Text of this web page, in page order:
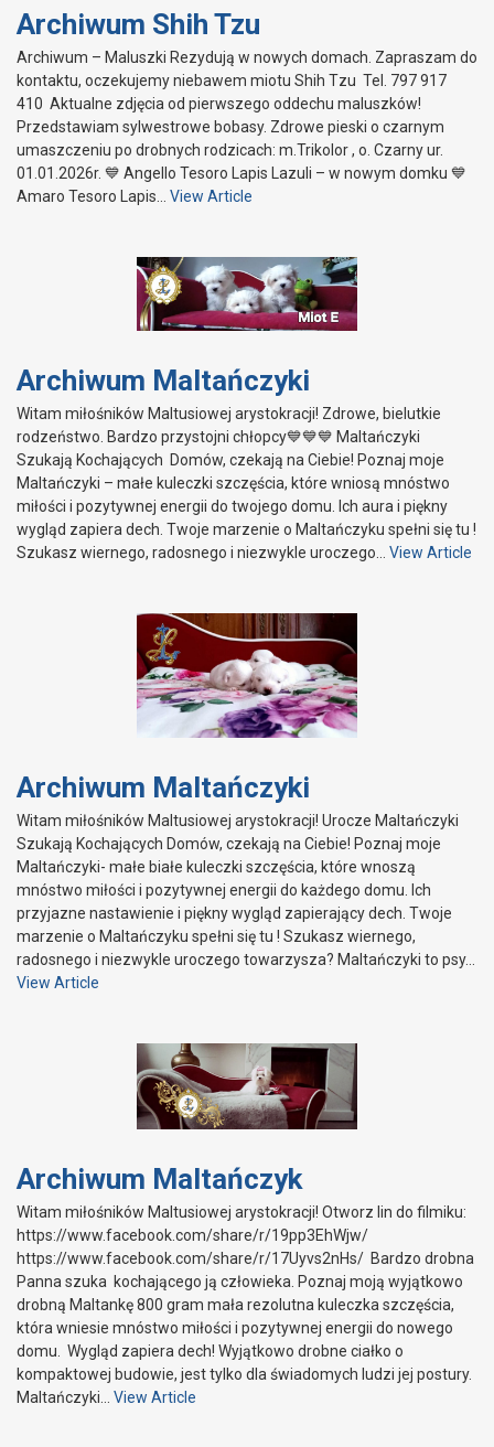
Archiwum Shih Tzu
Archiwum – Maluszki Rezydują w nowych domach. Zapraszam do
kontaktu, oczekujemy niebawem miotu Shih Tzu Tel. 797 917
410 Aktualne zdjęcia od pierwszego oddechu maluszków!
Przedstawiam sylwestrowe bobasy. Zdrowe pieski o czarnym
umaszczeniu po drobnych rodzicach: m.Trikolor , o. Czarny ur.
01.01.2026r. 💙 Angello Tesoro Lapis Lazuli – w nowym domku 💙
Amaro Tesoro Lapis… View Article
Archiwum Maltańczyki
Witam miłośników Maltusiowej arystokracji! Zdrowe, bielutkie
rodzeństwo. Bardzo przystojni chłopcy💙💙💙 Maltańczyki
Szukają Kochających Domów, czekają na Ciebie! Poznaj moje
Maltańczyki – małe kuleczki szczęścia, które wniosą mnóstwo
miłości i pozytywnej energii do twojego domu. Ich aura i piękny
wygląd zapiera dech. Twoje marzenie o Maltańczyku spełni się tu !
Szukasz wiernego, radosnego i niezwykle uroczego… View Article
Archiwum Maltańczyki
Witam miłośników Maltusiowej arystokracji! Urocze Maltańczyki
Szukają Kochających Domów, czekają na Ciebie! Poznaj moje
Maltańczyki- małe białe kuleczki szczęścia, które wnoszą
mnóstwo miłości i pozytywnej energii do każdego domu. Ich
przyjazne nastawienie i piękny wygląd zapierający dech. Twoje
marzenie o Maltańczyku spełni się tu ! Szukasz wiernego,
radosnego i niezwykle uroczego towarzysza? Maltańczyki to psy…
View Article
Archiwum Maltańczyk
Witam miłośników Maltusiowej arystokracji! Otworz lin do filmiku:
https://www.facebook.com/share/r/19pp3EhWjw/
https://www.facebook.com/share/r/17Uyvs2nHs/ Bardzo drobna
Panna szuka kochającego ją człowieka. Poznaj moją wyjątkowo
drobną Maltankę 800 gram mała rezolutna kuleczka szczęścia,
która wniesie mnóstwo miłości i pozytywnej energii do nowego
domu. Wygląd zapiera dech! Wyjątkowo drobne ciałko o
kompaktowej budowie, jest tylko dla świadomych ludzi jej postury.
Maltańczyki… View Article